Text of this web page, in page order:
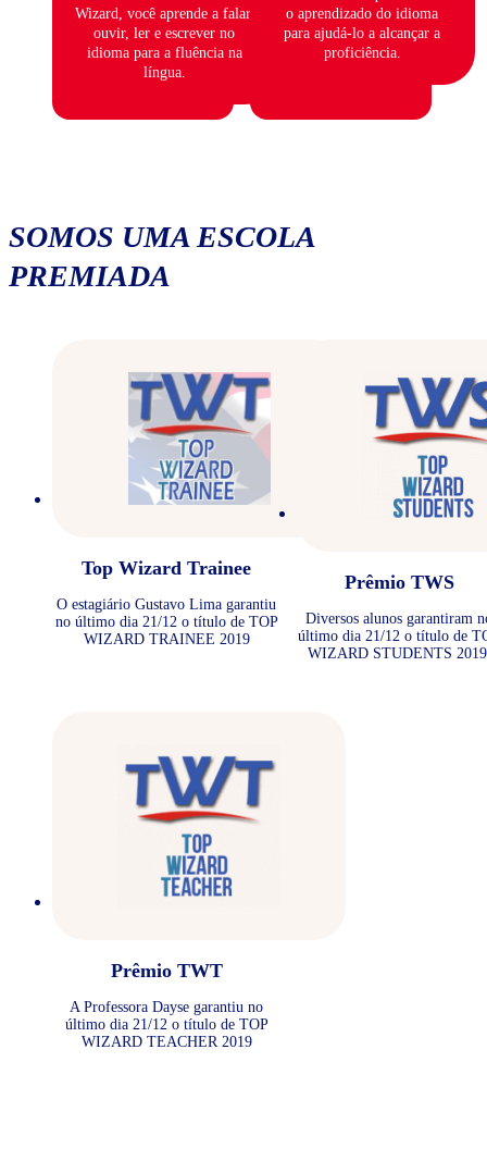
Wizard, você aprende a falar,
ouvir, ler e escrever no
idioma para a fluência na
língua.
o aprendizado do idioma
para ajudá-lo a alcançar a
proficiência.
SOMOS UMA ESCOLA
PREMIADA
Top Wizard Trainee
O estagiário Gustavo Lima garantiu
no último dia 21/12 o título de TOP
WIZARD TRAINEE 2019
Prêmio TWS
Diversos alunos garantiram
último dia 21/12 o título de
WIZARD STUDENTS
Prêmio TWT
A Professora Dayse garantiu no
último dia 21/12 o título de TOP
WIZARD TEACHER 2019